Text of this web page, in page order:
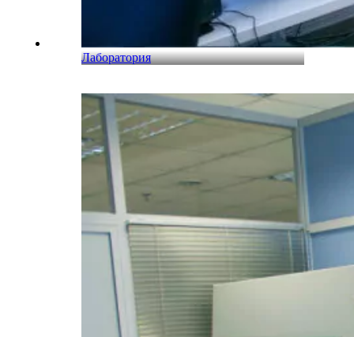
Лаборатория